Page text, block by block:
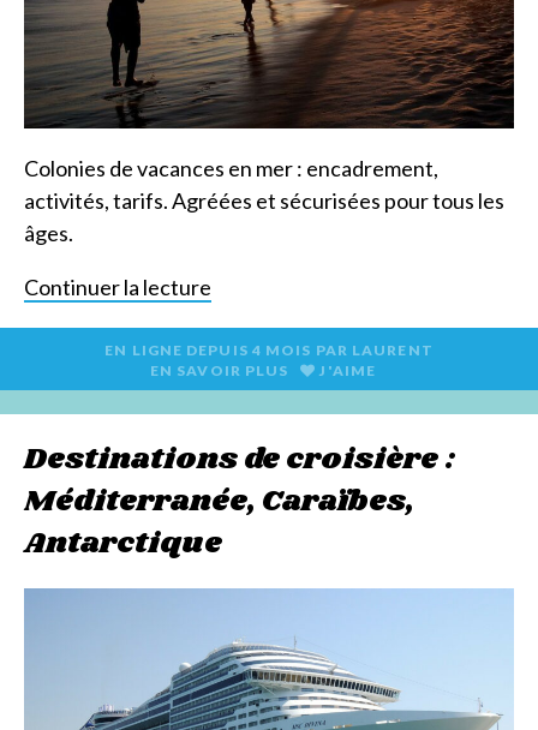
Colonies de vacances en mer : encadrement,
activités, tarifs. Agréées et sécurisées pour tous les
âges.
Continuer la lecture
EN LIGNE DEPUIS 4 MOIS PAR LAURENT
EN SAVOIR PLUS
J'AIME
Destinations de croisière :
Méditerranée, Caraïbes,
Antarctique